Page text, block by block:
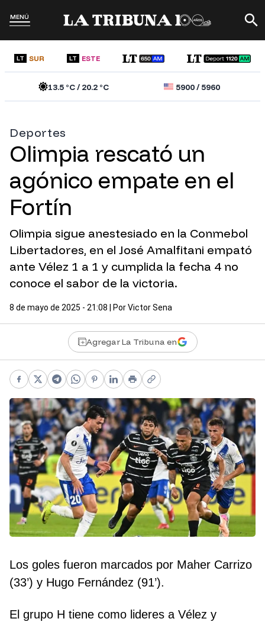
MENÚ
LT SUR LT ESTE
13.5°C /20.2°C 5900/5960
Deportes
Olimpia rescató un
agónico empate en el
Fortín
Olimpia sigue anestesiado en la Conmebol
Libertadores, en el José Amalfitani empató
ante Vélez 1 a 1 y cumplida la fecha 4 no
conoce el sabor de la victoria.
8 de mayo de 2025 - 21:08 | PorVictor Sena
Agregar La Tribuna en
Facebook
X Telegram
WhatsApp
Pinterest
LinkedIn
PrintCopy link
Los goles fueron marcados por Maher Carrizo
(33’) y Hugo Fernández (91’).
El grupo H tiene como lideres a Vélez y